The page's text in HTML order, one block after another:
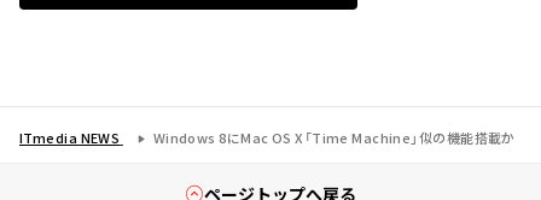
ITmedia NEWS Windows 8にMac OS X「Time Machine」似の機能搭載か
ページトップへ戻る